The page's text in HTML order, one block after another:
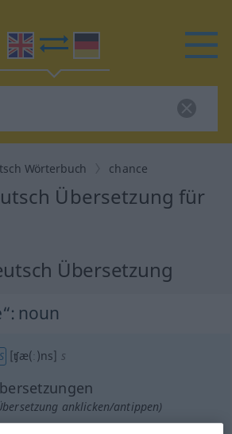
Wörterbuch chance
Übersetzung für
Übersetzung
: noun
[ʧæ(ː)ns] s
anklicken/antippen)